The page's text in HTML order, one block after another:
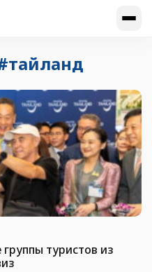
туристов из